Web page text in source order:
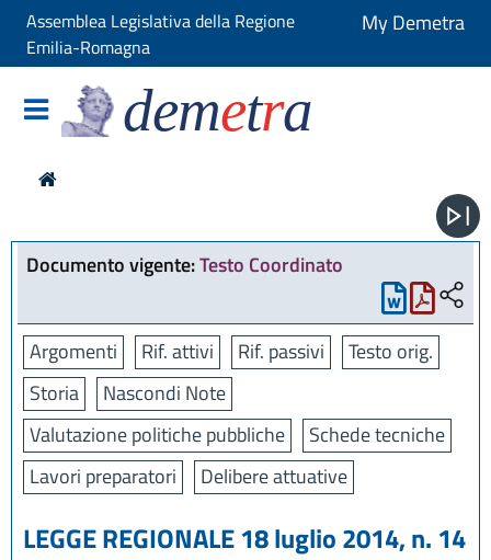
Assemblea Legislativa della Regione
Emilia-Romagna
My Demetra
demetra
Documento vigente:Testo Coordinato
Argomenti Rif. attivi Rif. passivi
Testo orig.
Storia
Nascondi Note
Valutazione politiche pubbliche
Schede tecniche
Lavori preparatori
Delibere attuative
LEGGE REGIONALE 18 luglio 2014, n. 14